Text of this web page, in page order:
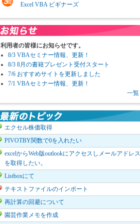
Excel VBA ビギナーズ
利用者の皆様にお知らせです。
8/3 VBAセミナー情報、更新！
8/3 8月の書籍プレゼント受付スタート
7/6 おすすめサイトを更新しました
7/1 VBAセミナー情報、更新！
一覧
エクセル株価取得
PIVOTBY関数で0を入れたい
excelからWeb版outlookにアクセスしメールアドレス
を取得したい。
Listboxにて
テキストファイルのインポート
再計算の回避について
園芸作業メモを作成